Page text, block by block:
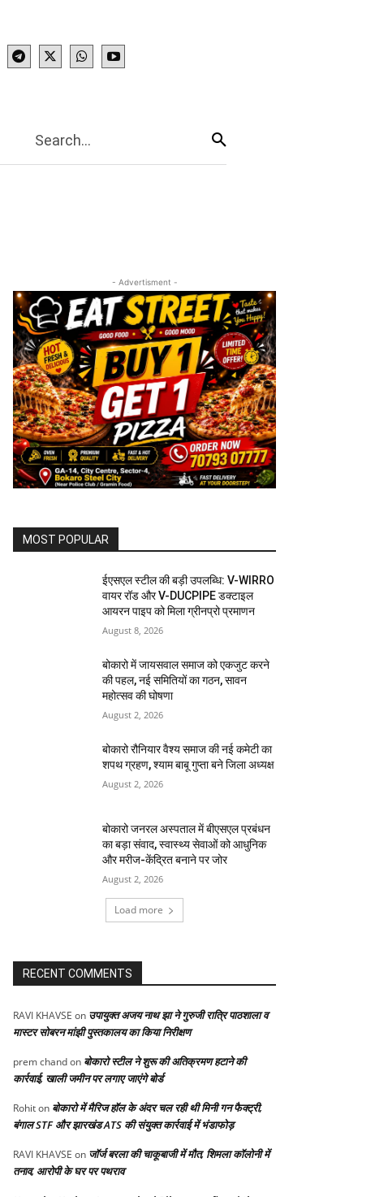
More
Search...
- Advertisment -
MOST POPULAR
ईएसएल स्टील की बड़ी उपलब्धि: V-WIRRO
वायर रॉड और V-DUCPIPE डक्टाइल
आयरन पाइप को मिला ग्रीनप्रो प्रमाणन
August 8, 2026
बोकारो में जायसवाल समाज को एकजुट करने
की पहल, नई समितियों का गठन, सावन
महोत्सव की घोषणा
August 2, 2026
बोकारो रौनियार वैश्य समाज की नई कमेटी का
शपथ ग्रहण, श्याम बाबू गुप्ता बने जिला अध्यक्ष
August 2, 2026
बोकारो जनरल अस्पताल में बीएसएल प्रबंधन
का बड़ा संवाद, स्वास्थ्य सेवाओं को आधुनिक
और मरीज-केंद्रित बनाने पर जोर
August 2, 2026
Load more
RECENT COMMENTS
RAVI KHAVSE on उपायुक्त अजय नाथ झा ने गुरुजी रात्रि पाठशाला व
मास्टर सोबरन मांझी पुस्तकालय का किया निरीक्षण
prem chandon बोकारो स्टील ने शुरू की अतिक्रमण हटाने की
कार्रवाई, खाली जमीन पर लगाए जाएंगे बोर्ड
Rohiton बोकारो में मैरिज हॉल के अंदर चल रही थी मिनी गन फैक्ट्री,
बंगाल STF और झारखंड ATS की संयुक्त कार्रवाई में भंडाफोड़
RAVI KHAVSE on जॉर्ज बरला की चाकूबाजी में मौत, शिमला कॉलोनी में
तनाव, आरोपी के घर पर पथराव